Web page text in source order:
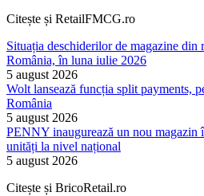
Citește și RetailFMCG.ro
Situația deschiderilor de magazine din
România, în luna iulie 2026
5 august 2026
Wolt lansează funcția split payments,
România
5 august 2026
PENNY inaugurează un nou magazin
unități la nivel național
5 august 2026
Citește și BricoRetail.ro